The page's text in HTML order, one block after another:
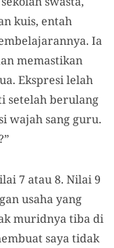
kuis, entah
Ia
memastikan
Ekspresi lelah
setelah berulang
wajah sang guru.
7 atau 8. Nilai 9
usaha yang
muridnya tiba di
saya tidak